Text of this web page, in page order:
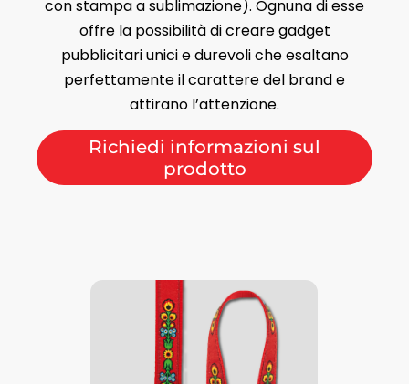
offre la possibilità di creare gadget
pubblicitari unici e durevoli che esaltano
perfettamente il carattere del brand e
attirano l’attenzione.
Richiedi informazioni sul
prodotto